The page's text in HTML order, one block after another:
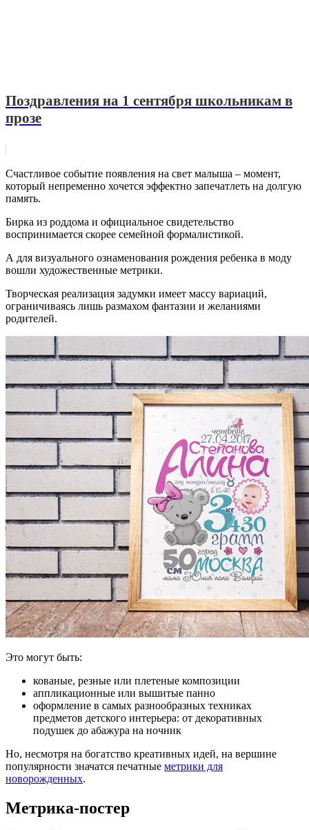
Поздравления на 1 сентября школьникам в
прозе
Счастливое событие появления на свет малыша – момент,
который непременно хочется эффектно запечатлеть на долгую
память.
Бирка из роддома и официальное свидетельство
воспринимается скорее семейной формалистикой.
А для визуального ознаменования рождения ребенка в моду
вошли художественные метрики.
Творческая реализация задумки имеет массу вариаций,
ограничиваясь лишь размахом фантазии и желаниями
родителей.
Это могут быть:
кованые, резные или плетеные композиции
аппликационные или вышитые панно
оформление в самых разнообразных техниках
предметов детского интерьера: от декоративных
подушек до абажура на ночник
Но, несмотря на богатство креативных идей, на вершине
популярности значатся печатные метрики для
новорожденных.
Метрика-постер